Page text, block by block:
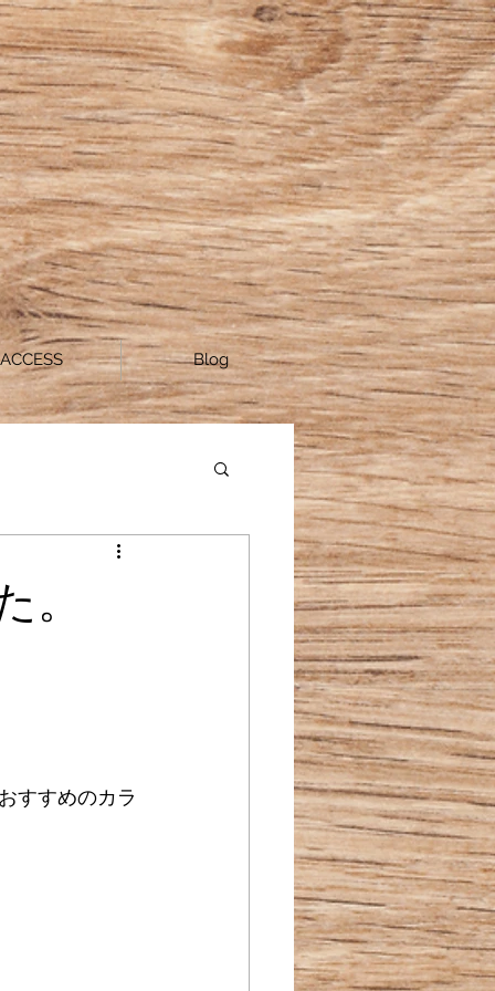
ACCESS Blog
すすめのカラ